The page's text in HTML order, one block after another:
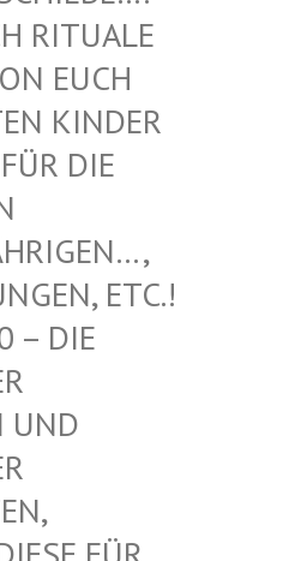
FÜ
ER
VO
DIE IL
EI
ETC.! 12
RE
RE